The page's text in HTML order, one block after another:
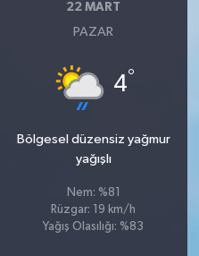
22 MART
PAZAR
4°
Bölgesel düzensiz yağmur
yağışlı
Nem: %81
Rüzgar: 19 km/h
Yağış Olasılığı: %83